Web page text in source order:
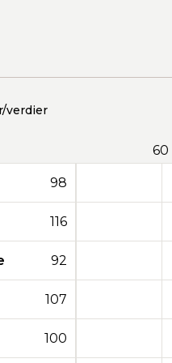
verdier
60
98
116
92
107
100